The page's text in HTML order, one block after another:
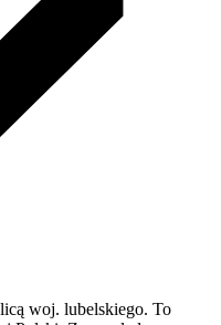
woj. lubelskiego. To